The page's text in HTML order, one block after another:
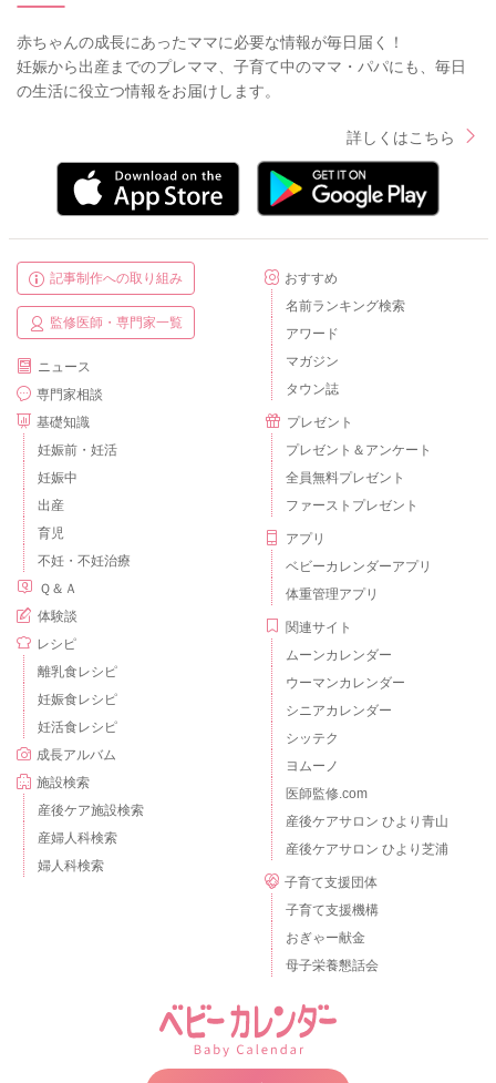
赤ちゃんの成長にあったママに必要な情報が毎日届く！
妊娠から出産までのプレママ、子育て中のママ・パパにも、毎日
の生活に役立つ情報をお届けします。
詳しくはこちら
記事制作への取り組み
監修医師・専門家一覧
ニュース
専門家相談
基礎知識
妊娠前・妊活
妊娠中
出産
育児
不妊・不妊治療
Ｑ＆Ａ
体験談
レシピ
離乳食レシピ
妊娠食レシピ
妊活食レシピ
成長アルバム
施設検索
産後ケア施設検索
産婦人科検索
婦人科検索
おすすめ
名前ランキング検索
アワード
マガジン
タウン誌
プレゼント
プレゼント＆アンケート
全員無料プレゼント
ファーストプレゼント
アプリ
ベビーカレンダーアプリ
体重管理アプリ
関連サイト
ムーンカレンダー
ウーマンカレンダー
シニアカレンダー
シッテク
ヨムーノ
医師監修.com
産後ケアサロン ひより青山
産後ケアサロン ひより芝浦
子育て支援団体
子育て支援機構
おぎゃー献金
母子栄養懇話会